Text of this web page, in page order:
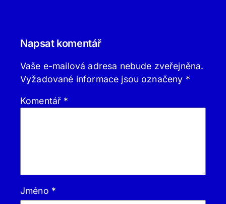
Napsat komentář
Vaše e-mailová adresa nebude zveřejněna.
Vyžadované informace jsou označeny *
Komentář *
Jméno *